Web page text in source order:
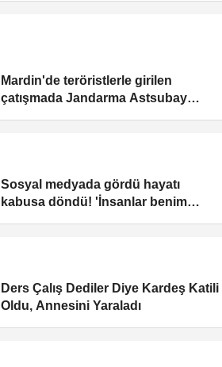
Mardin'de teröristlerle girilen
çatışmada Jandarma Astsubay
Sosyal medyada gördü hayatı
kabusa döndü! 'İnsanlar benim
Ders Çalış Dediler Diye Kardeş Katili
Oldu, Annesini Yaraladı